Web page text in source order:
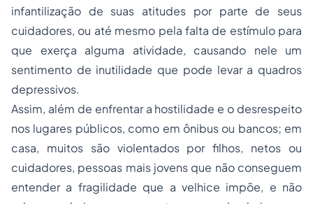
infantilização de suas atitudes por parte de seus
cuidadores, ou até mesmo pela falta de estímulo para
que exerça alguma atividade, causando nele um
sentimento de inutilidade que pode levar a quadros
depressivos.
Assim, além de enfrentar a hostilidade e o desrespeito
nos lugares públicos, como em ônibus ou bancos; em
casa, muitos são violentados por filhos, netos ou
cuidadores, pessoas mais jovens que não conseguem
entender a fragilidade que a velhice impõe, e não